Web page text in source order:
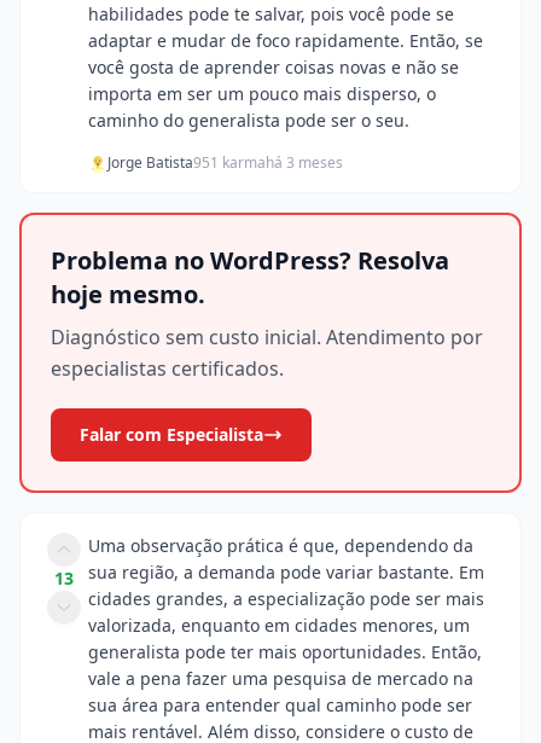
habilidades pode te salvar, pois você pode se
adaptar e mudar de foco rapidamente. Então, se
você gosta de aprender coisas novas e não se
importa em ser um pouco mais disperso, o
caminho do generalista pode ser o seu.
Jorge Batista951 karmahá 3 meses
Problema no WordPress? Resolva
hoje mesmo.
Diagnóstico sem custo inicial. Atendimento por
especialistas certificados.
Falar com Especialista
13
Uma observação prática é que, dependendo da
sua região, a demanda pode variar bastante. Em
cidades grandes, a especialização pode ser mais
valorizada, enquanto em cidades menores, um
generalista pode ter mais oportunidades. Então,
vale a pena fazer uma pesquisa de mercado na
sua área para entender qual caminho pode ser
mais rentável. Além disso, considere o custo de